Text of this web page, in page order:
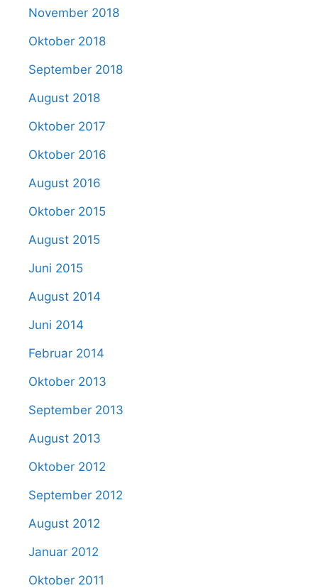
November 2018
Oktober 2018
September 2018
August 2018
Oktober 2017
Oktober 2016
August 2016
Oktober 2015
August 2015
Juni 2015
August 2014
Juni 2014
Februar 2014
Oktober 2013
September 2013
August 2013
Oktober 2012
September 2012
August 2012
Januar 2012
Oktober 2011